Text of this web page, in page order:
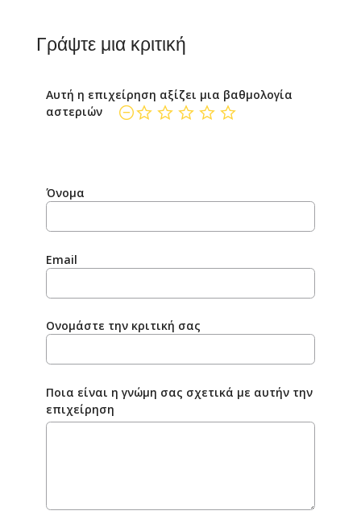
Γράψτε μια κριτική
Αυτή η επιχείρηση αξίζει μια βαθμολογία
αστεριών
Όνομα
Email
Ονομάστε την κριτική σας
Ποια είναι η γνώμη σας σχετικά με αυτήν την
επιχείρηση